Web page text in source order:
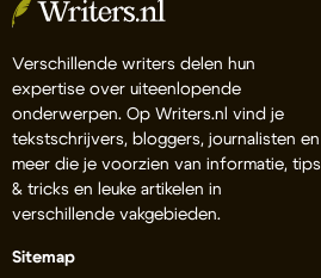
Verschillende writers delen hun
expertise over uiteenlopende
onderwerpen. Op Writers.nl vind je
tekstschrijvers, bloggers, journalisten en
meer die je voorzien van informatie, tips
& tricks en leuke artikelen in
verschillende vakgebieden.
Sitemap